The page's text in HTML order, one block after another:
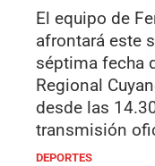
El equipo de
afrontará este
séptima fecha
Regional
desde las
transmisión
DEPORTES